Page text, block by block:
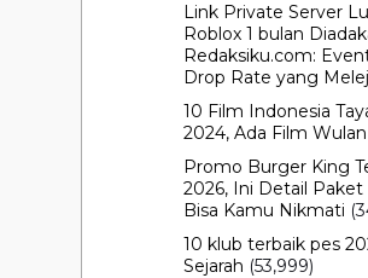
Link Private Server
Roblox 1 bulan
Redaksiku.com:
Drop Rate yang
10 Film Indonesia
2024, Ada Film
Promo Burger King
2026, Ini Detail
Bisa Kamu Nikmati
10 klub terbaik pes
Sejarah (53,999)